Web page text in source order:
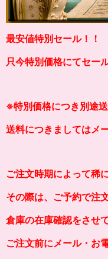
最安値特別セール！！
只今特別価格にてセー
※特別価格につき別途
送料につきましてはメ
ご注文時期によって稀
その際は、ご予約で注
倉庫の在庫確認をさせ
ご注文前にメール・お